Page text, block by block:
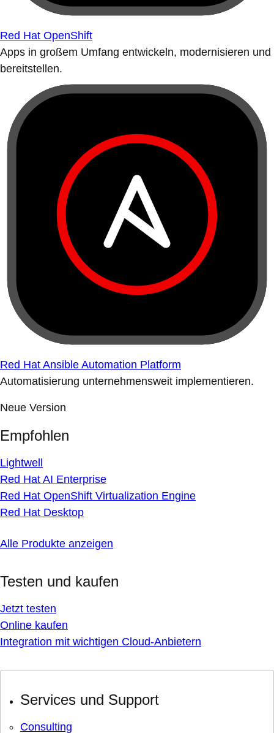
Red Hat OpenShift
Apps in großem Umfang entwickeln, modernisieren und
bereitstellen.
Red Hat Ansible Automation Platform
Automatisierung unternehmensweit implementieren.
Neue Version
Empfohlen
Lightwell
Red Hat AI Enterprise
Red Hat OpenShift Virtualization Engine
Red Hat Desktop
Alle Produkte anzeigen
Testen und kaufen
Jetzt testen
Online kaufen
Integration mit wichtigen Cloud-Anbietern
Services und Support
Consulting